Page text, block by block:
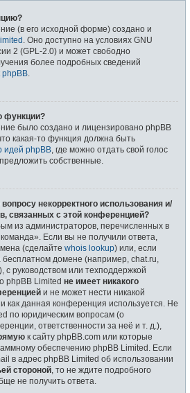
(в его исходной форме) создано и
. Оно доступно на условиях GNU
2 (GPL-2.0) и может свободно
более подробных сведений
phpBB
функции?
было создано и лицензировано phpBB
какая-то функция должна быть
идей phpBB , где можно отдать свой голос
собственные.
некорректного использования и/
связанных с этой конференцией?
из администраторов, перечисленных в
Если вы не получили ответа,
(сделайте whois lookup) или, если
домене (например, chat.ru,
с руководством или техподдержкой
phpBB Limited не имеет никакого
и не может нести никакой
как данная конференция используется. Не
по юридическим вопросам (о
ответственности за неё и т. д.),
к сайту phpBB.com или которые
обеспечению phpBB Limited. Если
в адрес phpBB Limited об использовании
стороной , то не ждите подробного
не получить ответа.